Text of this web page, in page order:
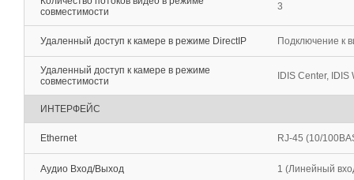
совместимости
3
Удаленный доступ к камере в режиме DirectIP Подключение к
Удаленный доступ к камере в режиме
совместимости
IDIS Center,
ИНТЕРФЕЙС
Ethernet RJ-45 (10/
Аудио Вход/Выход 1 (Линейный